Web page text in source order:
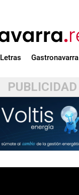
Letras Gastronavarra
PUBLICIDAD